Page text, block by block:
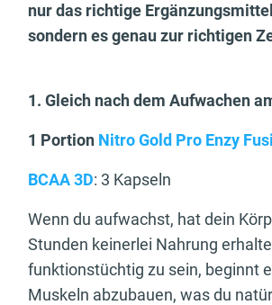
nur das richtige
sondern es genau zur richtigen
1. Gleich nach dem Aufwachen
1 Portion Nitro Gold Pro Enzy
BCAA 3D: 3 Kapseln
Wenn du aufwachst, hat dein
Stunden keinerlei Nahrung
funktionstüchtig zu sein, beginnt
Muskeln abzubauen, was du